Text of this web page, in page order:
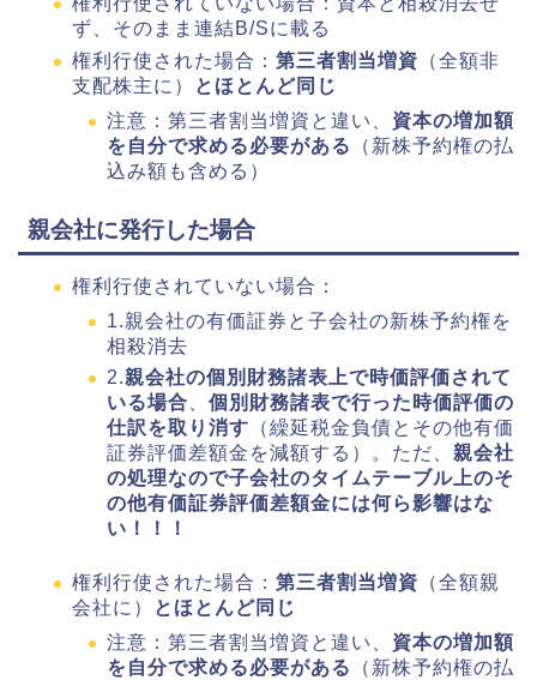
ず、そのまま連結B/Sに載る
権利行使された場合： 第三者割当増資 （全額非
支配株主に）
とほとんど同じ
注意：第三者割当増資と違い、 資本の増加額
を自分で求める必要がある
（新株予約権の払
込み額も含める）
親会社に発行した場合
権利行使されていない場合：
1.親会社の有価証券と子会社の新株予約権を
相殺消去
2.親会社の個別財務諸表上で時価評価されて
いる場合、 個別財務諸表で行った時価評価の
仕訳を取り消す （繰延税金負債とその他有価
証券評価差額金を減額する）。ただ、 親会社
の処理なので子会社のタイムテーブル上のそ
の他有価証券評価差額金には何ら影響はな
い！！！
権利行使された場合： 第三者割当増資 （全額親
会社に）
とほとんど同じ
注意：第三者割当増資と違い、 資本の増加額
を自分で求める必要がある
（新株予約権の払